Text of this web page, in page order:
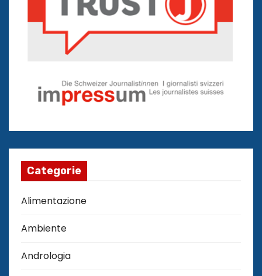
Categorie
Alimentazione
Ambiente
Andrologia